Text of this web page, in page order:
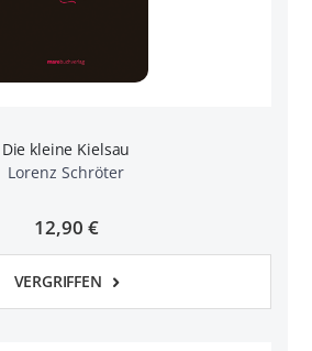
Die kleine Kielsau
Lorenz Schröter
12,90 €
VERGRIFFEN